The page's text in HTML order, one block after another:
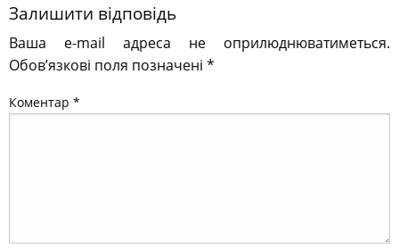
Залишити відповідь
Ваша e-mail адреса не оприлюднюватиметься.
Обов’язкові поля позначені *
Коментар *